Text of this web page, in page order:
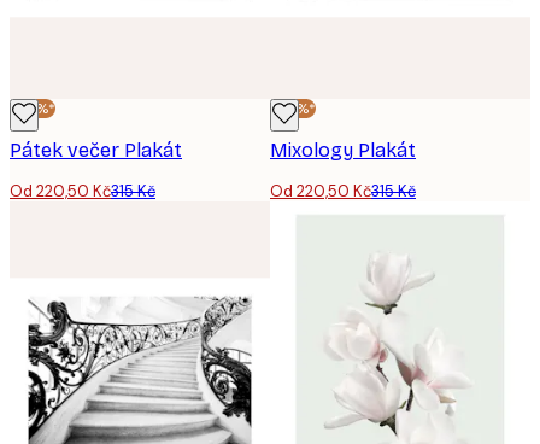
-30%*
Pátek večer Plakát
Od 220,50 Kč315 Kč
-30%*
Mixology Plakát
Od 220,50 Kč315 Kč